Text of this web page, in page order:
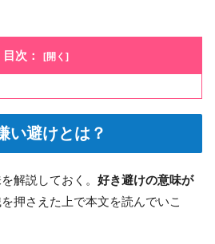
目次：
い避けとは？
解説しておく。 好き避けの意味が
押さえた上で本文を読んでいこ